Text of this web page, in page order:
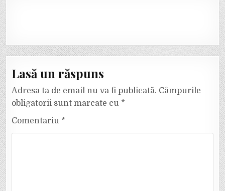
Lasă un răspuns
Adresa ta de email nu va fi publicată. Câmpurile
obligatorii sunt marcate cu *
Comentariu *